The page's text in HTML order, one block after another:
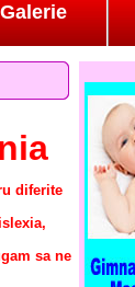
Galerie
diferite
sa ne